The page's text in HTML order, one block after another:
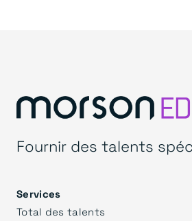
Fournir des talents
Services
Total des talents